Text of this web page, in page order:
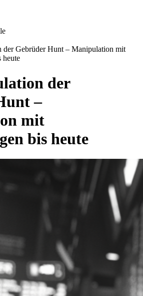
der Gebrüder Hunt – Manipulation mit
heute
der
–
mit
bis heute